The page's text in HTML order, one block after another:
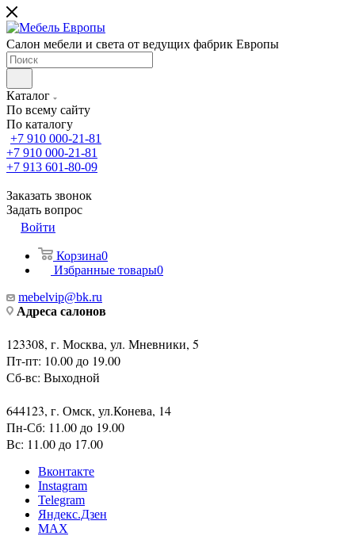
Салон мебели и света от ведущих фабрик Европы
Каталог
По всему сайту
По каталогу
+7 910 000-21-81
+7 910 000-21-81
+7 913 601-80-09
Заказать звонок
Задать вопрос
Войти
Корзина0
Избранные товары0
mebelvip@bk.ru
Адреса салонов
123308, г. Москва, ул. Мневники, 5
Пт-пт: 10.00 до 19.00
Сб-вс: Выходной
644123, г. Омск, ул.Конева, 14
Пн-Сб: 11.00 до 19.00
Вс: 11.00 до 17.00
Вконтакте
Instagram
Telegram
Яндекс.Дзен
MAX